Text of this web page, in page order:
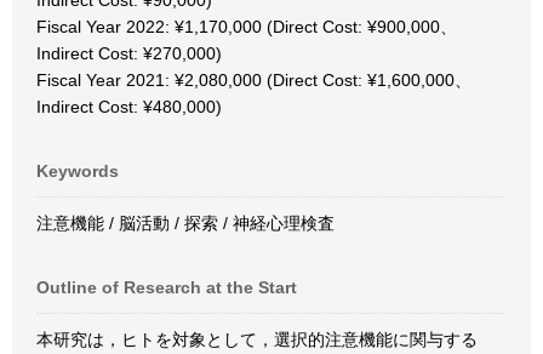
Fiscal Year 2022: ¥1,170,000 (Direct Cost: ¥900,000、
Indirect Cost: ¥270,000)
Fiscal Year 2021: ¥2,080,000 (Direct Cost: ¥1,600,000、
Indirect Cost: ¥480,000)
Keywords
注意機能 / 脳活動 / 探索 / 神経心理検査
Outline of Research at the Start
本研究は，ヒトを対象として，選択的注意機能に関与する